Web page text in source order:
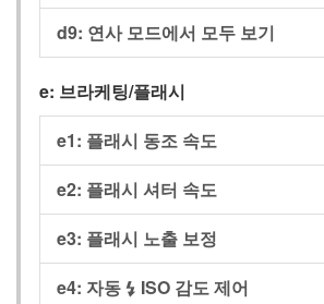
d9: 연사 모드에서 모두 보기
e: 브라케팅/플래시
e1: 플래시 동조 속도
e2: 플래시 셔터 속도
e3: 플래시 노출 보정
e4: 자동 c ISO 감도 제어